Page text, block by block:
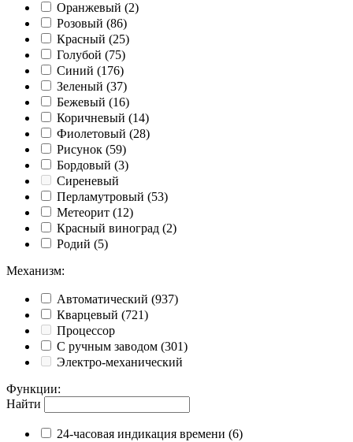
Оранжевый (2)
Розовый (86)
Красный (25)
Голубой (75)
Синий (176)
Зеленый (37)
Бежевый (16)
Коричневый (14)
Фиолетовый (28)
Рисунок (59)
Бордовый (3)
Сиреневый
Перламутровый (53)
Метеорит (12)
Красный виноград (2)
Родий (5)
Механизм:
Автоматический (937)
Кварцевый (721)
Процессор
С ручным заводом (301)
Электро-механический
Функции:
Найти
24-часовая индикация времени (6)